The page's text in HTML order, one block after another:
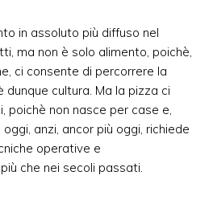
in assoluto più diffuso nel
ma non è solo alimento, poichè,
ci consente di percorrere la
dunque cultura. Ma la pizza ci
poichè non nasce per case e,
anzi, ancor più oggi, richiede
operative e
che nei secoli passati.